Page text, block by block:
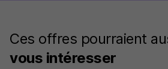
Ces offres pourraient
vous intéresser